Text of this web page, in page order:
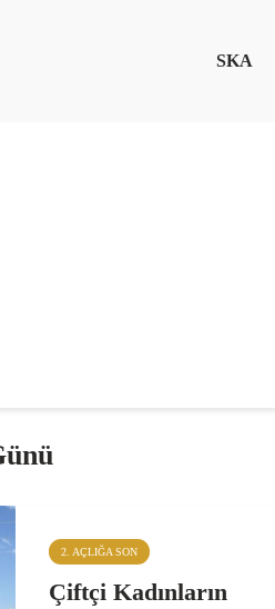
SKA
2. AÇLIĞA SON
Çiftçi Kadınların